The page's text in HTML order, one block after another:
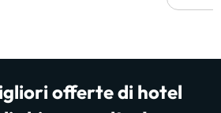
offerte di hotel